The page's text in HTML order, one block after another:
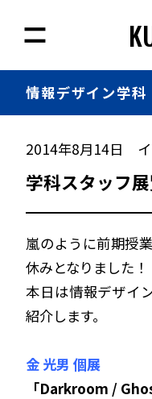
情報デザイン学科
2014年8月14日
学科スタッフ
嵐のように前期授
休みとなりました！
本日は情報デザイ
紹介します。
金 光男 個展
「Darkroom /